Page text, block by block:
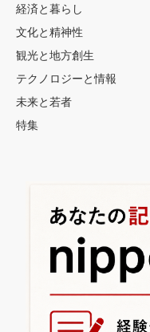
経済と暮らし
文化と精神性
観光と地方創生
テクノロジーと情報
未来と若者
特集